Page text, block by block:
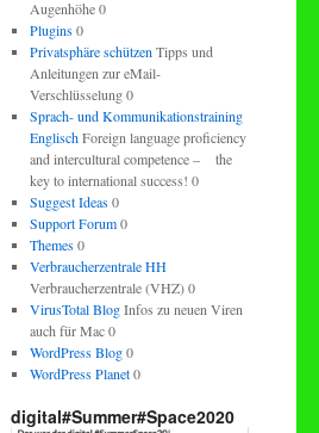
Augenhöhe 0
Plugins0
Privatsphäre schützen Tipps und
Anleitungen zur eMail-
Verschlüsselung 0
Sprach- und Kommunikationstraining
EnglischForeign language proficiency
and intercultural competence – the
key to international success! 0
Suggest Ideas0
Support Forum0
Themes0
Verbraucherzentrale HH
Verbraucherzentrale (VHZ) 0
VirusTotal BlogInfos zu neuen Viren
auch für Mac 0
WordPress Blog0
WordPress Planet0
digital#Summer#Space2020